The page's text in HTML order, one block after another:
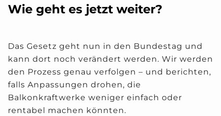
Wie geht es jetzt weiter?
Das Gesetz geht nun in den Bundestag und
kann dort noch verändert werden. Wir werden
den Prozess genau verfolgen – und berichten,
falls Anpassungen drohen, die
Balkonkraftwerke weniger einfach oder
rentabel machen könnten.